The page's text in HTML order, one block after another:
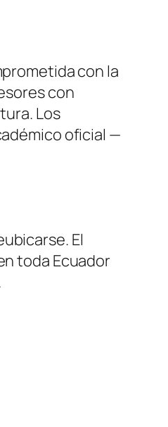
con la
con
Los
oficial —
El
toda Ecuador